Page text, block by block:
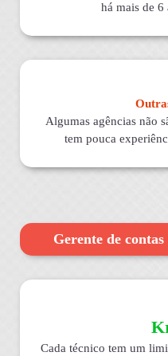
há mais de 6
Algumas agências não
tem pouca
Gerente de
Cada técnico tem um